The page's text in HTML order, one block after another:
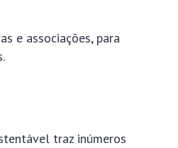
e associações, para
traz inúmeros